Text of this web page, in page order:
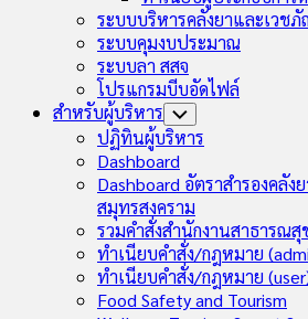
ระบบบริหารคลังยาและเวช
ระบบคุมงบประมาณ
ระบบลา สสจ
โปรแกรมบีบอัดไฟล์
สำหรับผู้บริหาร Toggle
Child
Menu
ปฏิทินผู้บริหาร
Dashboard
Dashboard อัตราสำรองคลั
สมุทรสงคราม
รวมคำสั่งสำนักงานสาธารณ
ทำเนียบคำสั่ง/กฎหมาย
ทำเนียบคำสั่ง/กฎหมาย
Food Safety and Tourism